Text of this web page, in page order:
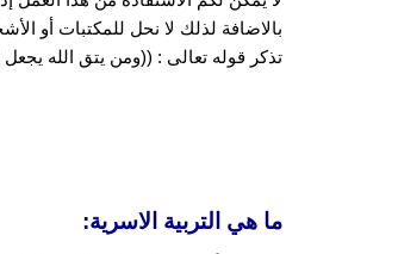
بالاضافة لذلك لا نحل للمكتبات أو
تذكر قوله تعالى : ((ومن يتق الله
ما هي التربية الاسرية: